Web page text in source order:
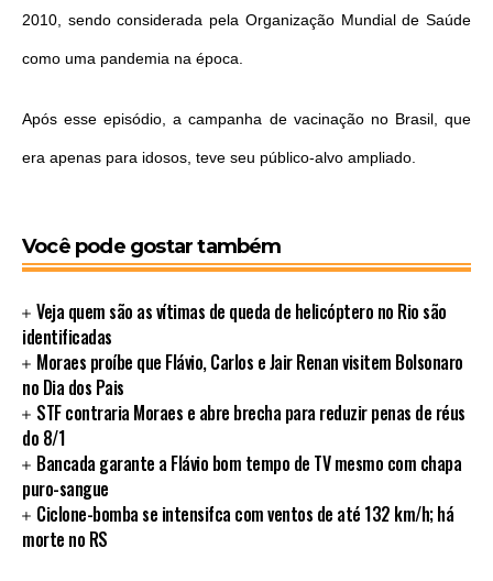
2010, sendo considerada pela Organização Mundial de Saúde
como uma pandemia na época.
Após esse episódio, a campanha de vacinação no Brasil, que
era apenas para idosos, teve seu público-alvo ampliado.
Você pode gostar também
Veja quem são as vítimas de queda de helicóptero no Rio são
identificadas
Moraes proíbe que Flávio, Carlos e Jair Renan visitem Bolsonaro
no Dia dos Pais
STF contraria Moraes e abre brecha para reduzir penas de réus
do 8/1
Bancada garante a Flávio bom tempo de TV mesmo com chapa
puro-sangue
Ciclone-bomba se intensifca com ventos de até 132 km/h; há
morte no RS